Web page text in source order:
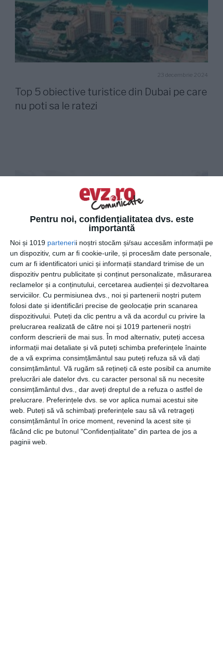
Pentru noi, confidențialitatea dvs. este
importantă
Noi și 1019 partenerii noștri stocăm și/sau accesăm informații pe
un dispozitiv, cum ar fi cookie-urile, și procesăm date personale,
cum ar fi identificatori unici și informații standard trimise de un
dispozitiv pentru publicitate și conținut personalizate, măsurarea
reclamelor și a conținutului, cercetarea audienței și dezvoltarea
serviciilor. Cu permisiunea dvs., noi și partenerii noștri putem
folosi date și identificări precise de geolocație prin scanarea
dispozitivului. Puteți da clic pentru a vă da acordul cu privire la
prelucrarea realizată de către noi și 1019 partenerii noștri
conform descrierii de mai sus. În mod alternativ, puteți accesa
informații mai detaliate și vă puteți schimba preferințele înainte
de a vă exprima consimțământul sau puteți refuza să vă dați
consimțământul. Vă rugăm să rețineți că este posibil ca anumite
prelucrări ale datelor dvs. cu caracter personal să nu necesite
consimțământul dvs., dar aveți dreptul de a refuza o astfel de
prelucrare. Preferințele dvs. se vor aplica numai acestui site
web. Puteți să vă schimbați preferințele sau să vă retrageți
consimțământul în orice moment, revenind la acest site și
făcând clic pe butonul "Confidențialitate" din partea de jos a
paginii web.
23 decembrie 2024
Top 5 obiective turistice din Dubai pe care
nu poti sa le ratezi
12 aprilie 2024
Mattheo Tour – conexiuni internaționale
fără bariere. Confort și siguranță în fiecare
călătorie